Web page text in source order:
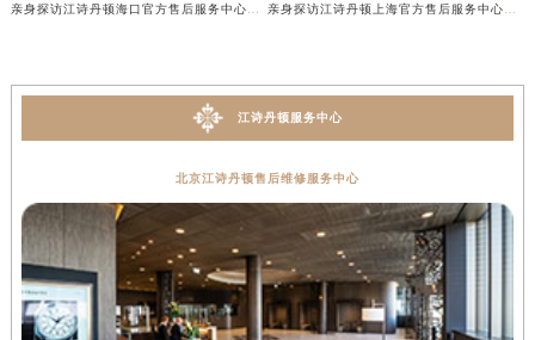
江诗丹顿服务中心
北京江诗丹顿售后维修服务中心